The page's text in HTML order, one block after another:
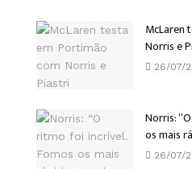
McLaren
Norris e
26/07/
Norris:
os mais
26/07/